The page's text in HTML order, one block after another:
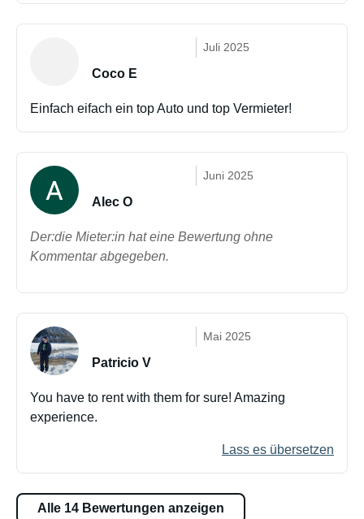
Juli 2025
Coco E
Einfach eifach ein top Auto und top Vermieter!
Juni 2025
Alec O
Der:die Mieter:in hat eine Bewertung ohne
Kommentar abgegeben.
Mai 2025
Patricio V
You have to rent with them for sure! Amazing
experience.
Lass es übersetzen
Alle 14 Bewertungen anzeigen